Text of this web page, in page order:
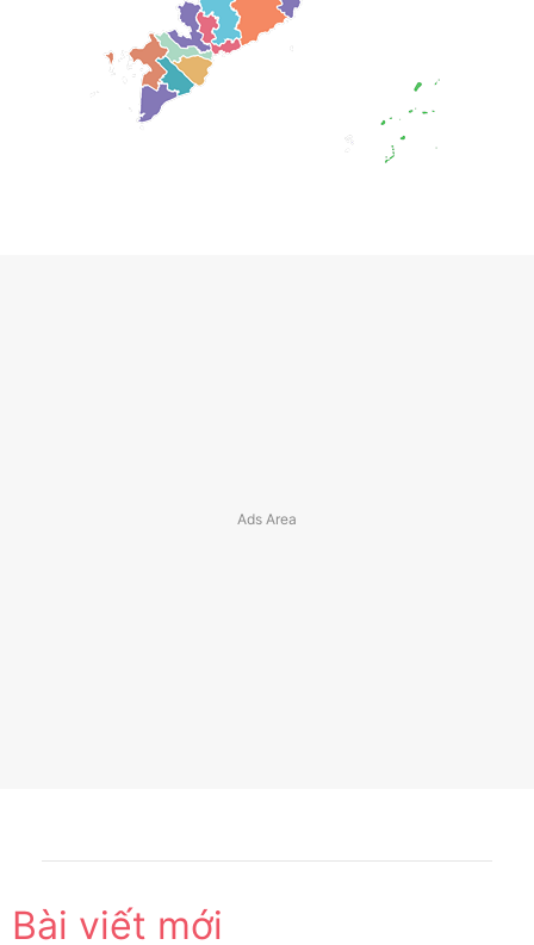
Bài viết mới